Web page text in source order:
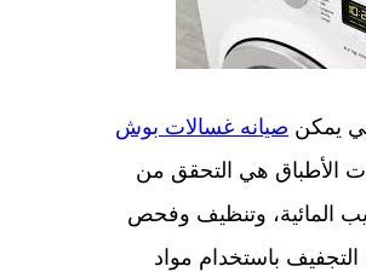
يمكن صيانه غسالات بوش
الأطباق هي التحقق من
المائية، وتنظيف وفحص
باستخدام مواد